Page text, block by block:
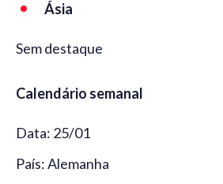
Ásia
Sem destaque
Calendário semanal
Data: 25/01
País: Alemanha